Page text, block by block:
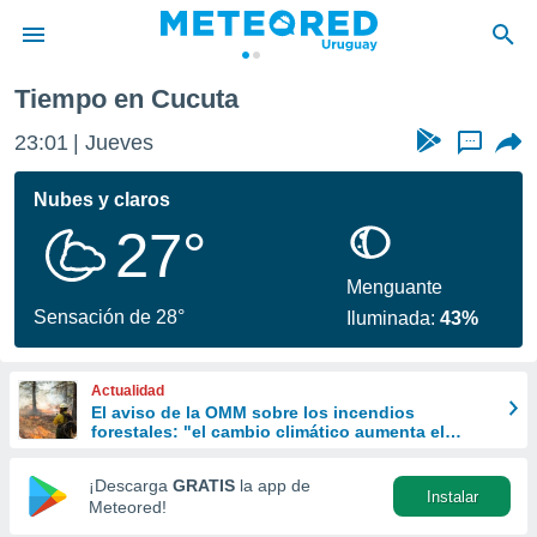
de
ha
calidad.
a este
las
y
forma
digital
basada
Tiempo en Cucuta
23:01 Jueves ...
Nubes y claros
27°
Sensación de 28°
Menguante
Iluminada:43%
Actualidad
El aviso de la OMM sobre los incendios
forestales: "el cambio climático aumenta el
¡Descarga GRATIS la app de
Meteored!
Instalar